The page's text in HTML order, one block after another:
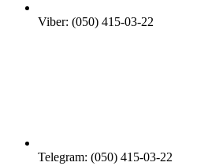
Viber: (050) 415-03-22
Telegram: (050) 415-03-22